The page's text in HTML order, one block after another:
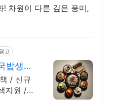
! 차원이 다른 깊은 풍미,
광고
밥생각
율!
/ 신규
지원 /